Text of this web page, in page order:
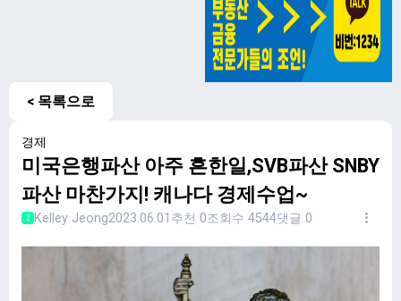
< 목록으로
경제
미국은행파산 아주 흔한일,SVB파산 SNBY
파산 마찬가지! 캐나다 경제수업~
2 Kelley Jeong2023.06.01 추천 0조회수 4544댓글 0